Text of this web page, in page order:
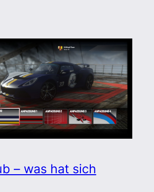
– was hat sich